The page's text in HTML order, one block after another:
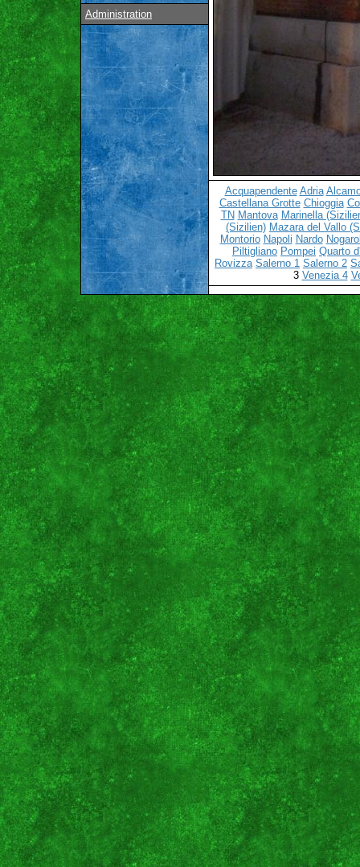
Administration
Acquapendente Adria
Castellana Grotte Chioggia
TN Mantova Marinella
(Sizilien) Mazara del Vallo
Montorio Napoli Nardo
Piltigliano Pompei Quarto
Rovizza Salerno 1 Salerno 2
3 Venezia 4